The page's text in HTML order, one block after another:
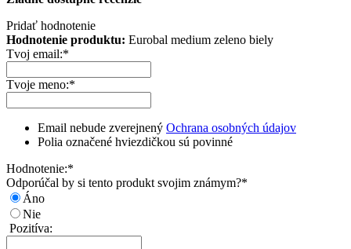
Pridať hodnotenie
Hodnotenie produktu: Eurobal medium zeleno biely
Tvoj email:*
Tvoje meno:*
Email nebude zverejnený Ochrana osobných údajov
Polia označené hviezdičkou sú povinné
Hodnotenie:*
Odporúčal by si tento produkt svojim známym?*
Áno
Nie
Pozitíva: